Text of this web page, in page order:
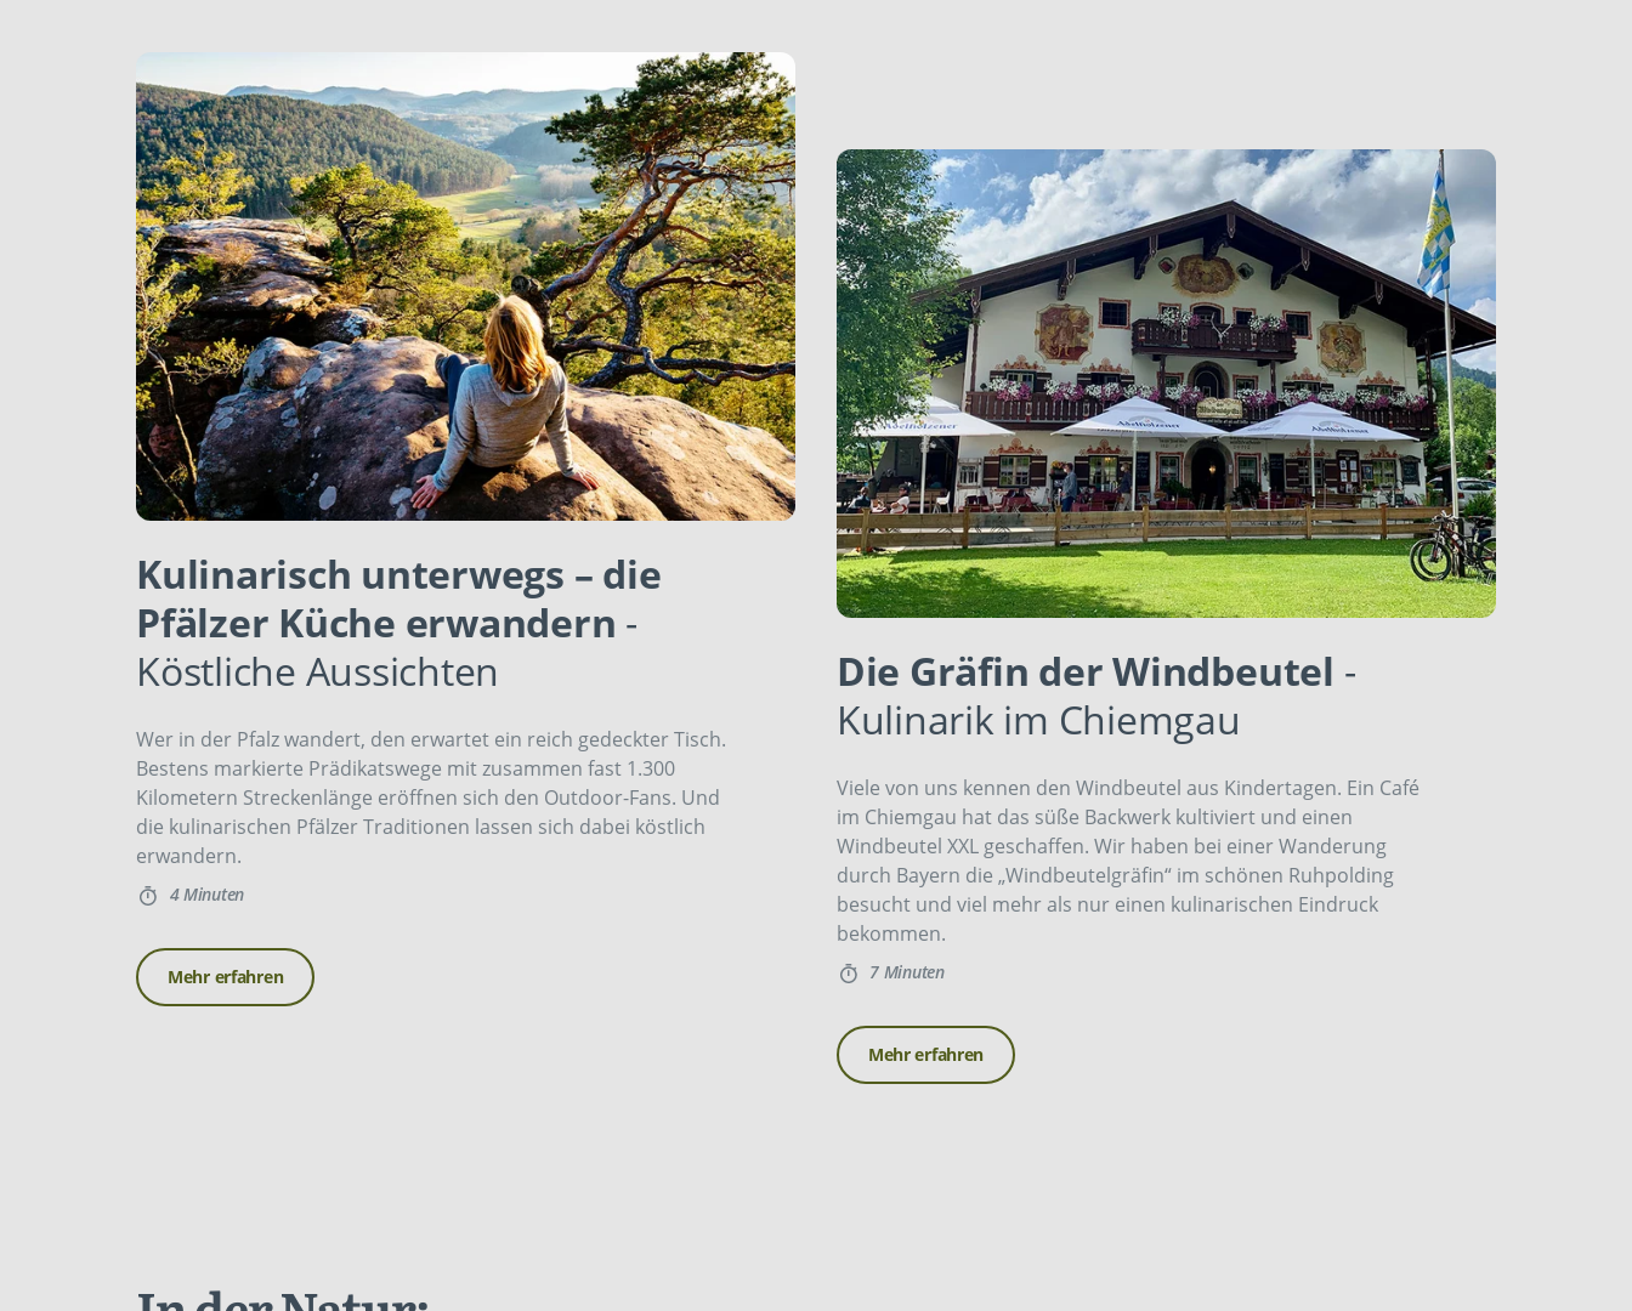
Kulinarisch unterwegs – die
Pfälzer Küche erwandern -
Köstliche Aussichten
Wer in der Pfalz wandert, den erwartet ein reich gedeckter Tisch.
Bestens markierte Prädikatswege mit zusammen fast 1.300
Kilometern Streckenlänge eröffnen sich den Outdoor-Fans. Und
die kulinarischen Pfälzer Traditionen lassen sich dabei köstlich
erwandern.
4 Minuten
Mehr erfahren
Die Gräfin der Windbeutel -
Kulinarik im Chiemgau
Viele von uns kennen den Windbeutel aus Kindertagen. Ein Café
im Chiemgau hat das süße Backwerk kultiviert und einen
Windbeutel XXL geschaffen. Wir haben bei einer Wanderung
durch Bayern die „Windbeutelgräfin“ im schönen Ruhpolding
besucht und viel mehr als nur einen kulinarischen Eindruck
bekommen.
7 Minuten
Mehr erfahren